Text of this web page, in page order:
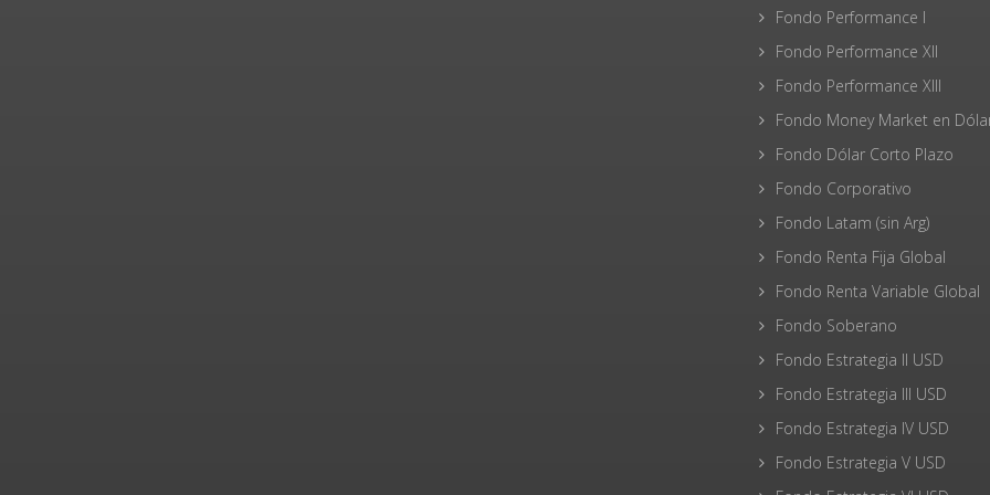
Fondo Performance I
Fondo Performance XII
Fondo Performance XIII
Fondo Money Market en
Fondo Dólar Corto Plazo
Fondo Corporativo
Fondo Latam (sin Arg)
Fondo Renta Fija Global
Fondo Renta Variable Global
Fondo Soberano
Fondo Estrategia II USD
Fondo Estrategia III USD
Fondo Estrategia IV USD
Fondo Estrategia V USD